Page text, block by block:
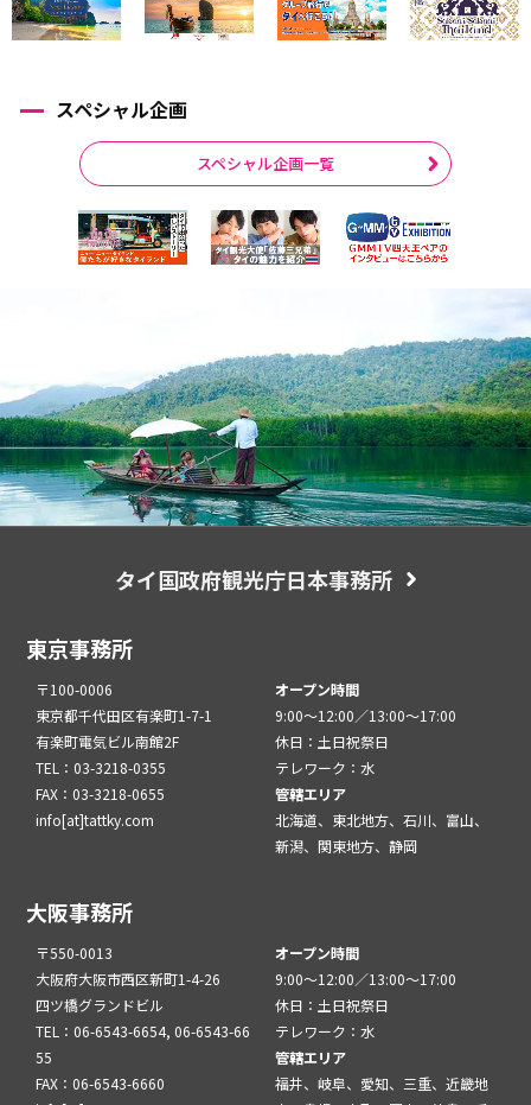
スペシャル企画
スペシャル企画一覧
タイ国政府観光庁日本事務所
東京事務所
〒100-0006
東京都千代田区有楽町1-7-1
有楽町電気ビル南館2F
TEL：03-3218-0355
FAX：03-3218-0655
info[at]tattky.com
オープン時間
9:00～12:00／13:00～17:00
休日：土日祝祭日
テレワーク：水
管轄エリア
北海道、東北地方、石川、富山、
新潟、関東地方、静岡
大阪事務所
〒550-0013
大阪府大阪市西区新町1-4-26
四ツ橋グランドビル
TEL：06-6543-6654, 06-6543-66
55
FAX：06-6543-6660
オープン時間
9:00～12:00／13:00～17:00
休日：土日祝祭日
テレワーク：水
管轄エリア
福井、岐阜、愛知、三重、近畿地